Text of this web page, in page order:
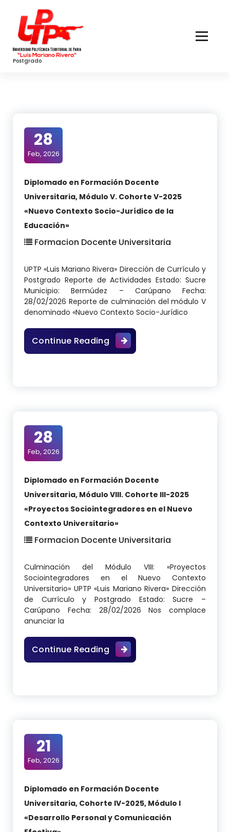
Content
Postgrado
28
Feb, 2026
Diplomado en Formación Docente
Universitaria, Módulo V. Cohorte V-2025
«Nuevo Contexto Socio-Jurídico de la
Educación»
Formacion Docente Universitaria
UPTP «Luis Mariano Rivera» Dirección de Currículo y
Postgrado Reporte de Actividades Estado: Sucre
Municipio: Bermúdez – Carúpano Fecha:
28/02/2026 Reporte de culminación del módulo V
denominado «Nuevo Contexto Socio-Jurídico
Continue ReadingDiplomado en Formación
28
Feb, 2026
Diplomado en Formación Docente
Universitaria, Módulo VIII. Cohorte III-2025
«Proyectos Sociointegradores en el Nuevo
Contexto Universitario»
Formacion Docente Universitaria
Culminación del Módulo VIII: «Proyectos
Sociointegradores en el Nuevo Contexto
Universitario» UPTP «Luis Mariano Rivera» Dirección
de Currículo y Postgrado Estado: Sucre –
Carúpano Fecha: 28/02/2026 Nos complace
anunciar la
Continue ReadingDiplomado en Formación
21
Feb, 2026
Diplomado en Formación Docente
Universitaria, Cohorte IV-2025, Módulo I
«Desarrollo Personal y Comunicación